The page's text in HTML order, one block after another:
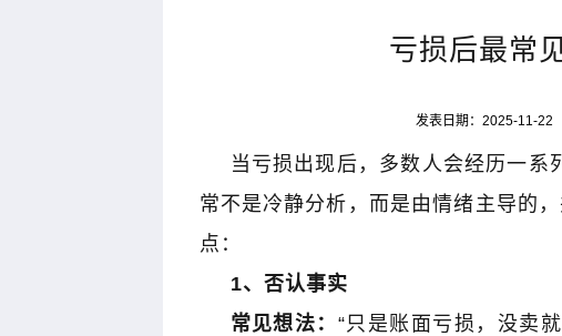
亏损后最常
发表日期：2025-11-22
当亏损出现后，多数人会经历一
常不是冷静分析，而是由情绪主导的
点：
1、否认事实
常见想法： “只是账面亏损，没卖